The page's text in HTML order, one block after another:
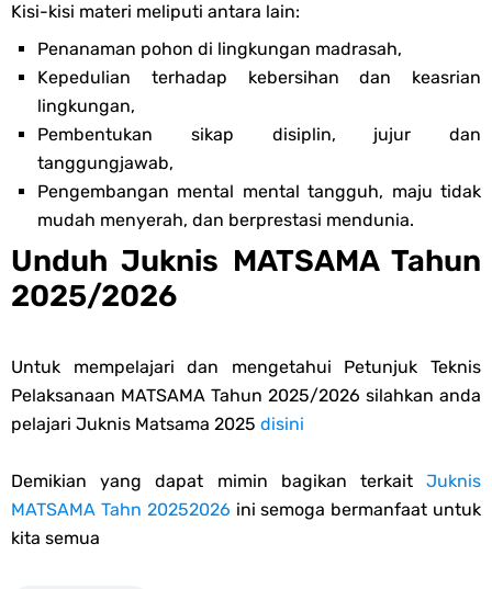
Kisi-kisi materi meliputi antara lain:
Penanaman pohon di lingkungan madrasah,
Kepedulian terhadap kebersihan dan keasrian
lingkungan,
Pembentukan sikap disiplin, jujur dan
tanggungjawab,
Pengembangan mental mental tangguh, maju tidak
mudah menyerah, dan berprestasi mendunia.
Unduh Juknis MATSAMA Tahun
2025/2026
Untuk mempelajari dan mengetahui Petunjuk Teknis
Pelaksanaan MATSAMA Tahun 2025/2026 silahkan anda
pelajari Juknis Matsama 2025 disini
Demikian yang dapat mimin bagikan terkait Juknis
MATSAMA Tahn 20252026 ini semoga bermanfaat untuk
kita semua